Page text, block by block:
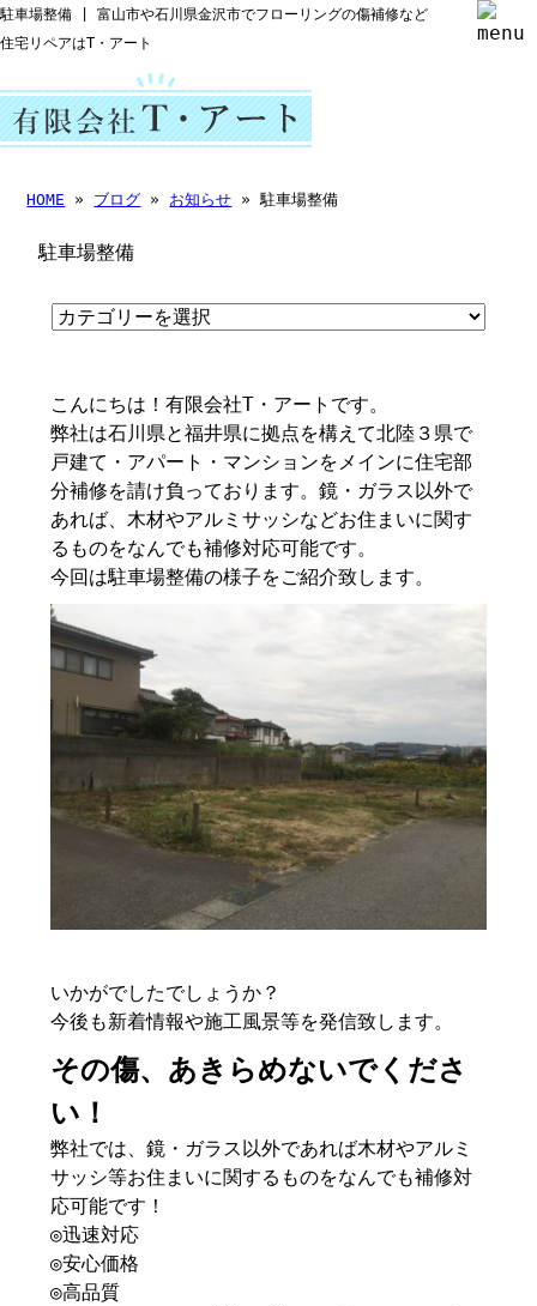
駐車場整備 | 富山市や石川県金沢市でフローリングの傷補修など
住宅リペアはT・アート
HOME » ブログ » お知らせ » 駐車場整備
駐車場整備
こんにちは！有限会社T・アートです。
弊社は石川県と福井県に拠点を構えて北陸３県で
戸建て・アパート・マンションをメインに住宅部
分補修を請け負っております。鏡・ガラス以外で
あれば、木材やアルミサッシなどお住まいに関す
るものをなんでも補修対応可能です。
今回は駐車場整備の様子をご紹介致します。
いかがでしたでしょうか？
今後も新着情報や施工風景等を発信致します。
その傷、あきらめないでくださ
い！
弊社では、鏡・ガラス以外であれば木材やアルミ
サッシ等お住まいに関するものをなんでも補修対
応可能です！
◎迅速対応
◎安心価格
◎高品質